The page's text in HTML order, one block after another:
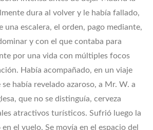
dura al volver y le había fallado,
una escalera, el orden, pago mediante,
y con el que contaba para
por una vida con múltiples focos
Había acompañado, en un viaje
había revelado azaroso, a Mr. W. a
que no se distinguía, cerveza
atractivos turísticos. Sufrió luego la
el vuelo. Se movía en el espacio del